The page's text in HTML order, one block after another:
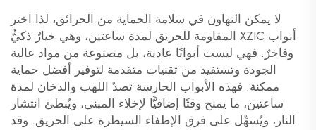
لا يمكن التهاون في سلامة الحماية من الحرائق، لذا اختر
أبواب XZIC المقاومة للحريق لمدة ساعتين، وهي خيارٌ ذكيٌّ
وفاخرٌ. فهي ليست أبوابًا عادية، بل مصنوعة من مواد عالية
الجودة وتستفيد من تقنيات متقدمة لتوفير أفضل حماية
ممكنة. فهذه الأبواب الحارسة تصدّ اللهب والدخان لمدة
ساعتين، ما يمنح وقتًا إضافيًّا لإخلاء المبنى، ويُبطئ انتشار
النار، ويُسهِّل على فرق الإطفاء السيطرة على الحريق. وقد